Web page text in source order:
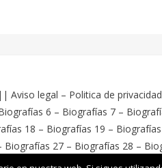
|| Aviso legal – Politica de privacidad
6 – Biografías 7 –
18 – Biografías 19 –
Biografías 27 – Biografías 28 –